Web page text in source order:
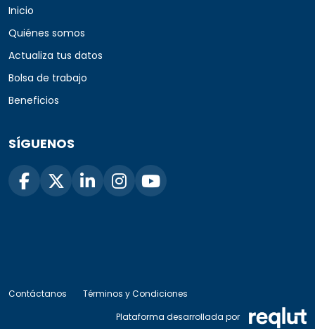
Inicio
Quiénes somos
Actualiza tus datos
Bolsa de trabajo
Beneficios
SÍGUENOS
Contáctanos
Términos y Condiciones
Plataforma desarrollada por